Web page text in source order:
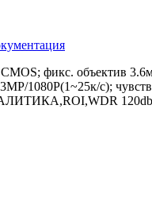
фикс. объектив
1080P(1~25к/c);